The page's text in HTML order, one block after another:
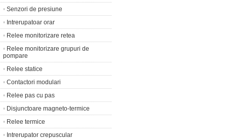
• Senzori de presiune
• Intrerupatoar orar
• Relee monitorizare retea
• Relee monitorizare grupuri de
pompare
• Relee statice
• Contactori modulari
• Relee pas cu pas
• Disjunctoare magneto-termice
• Relee termice
• Intrerupator crepuscular